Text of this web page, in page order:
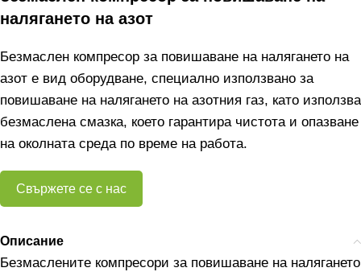
налягането на азот
Безмаслен компресор за повишаване на налягането на
азот е вид оборудване, специално използвано за
повишаване на налягането на азотния газ, като използва
безмаслена смазка, което гарантира чистота и опазване
на околната среда по време на работа.
Свържете се с нас
Описание
Безмаслените компресори за повишаване на налягането